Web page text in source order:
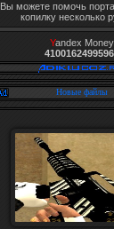
Вы можете помочь
копилку несколько
Yandex Money
Новые файлы